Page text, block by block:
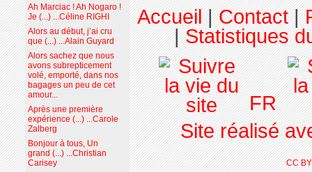
Ah Marciac ! Ah Nogaro !
Je (...) ...Céline RIGHI
Alors au début, j’ai cru
que (...) ...Alain Guyard
Alors sachez que nous
avons subrepticement
volé, emporté, dans nos
bagages un peu de cet
amour...
Après une première
expérience (...) ...Carole
Zalberg
Bonjour à tous, Un
grand (...) ...Christian
Carisey
Accueil|Contact|
|Statistiques
FR
Site réalisé
CC